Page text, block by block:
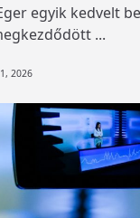
egyik kedvelt
...
2026